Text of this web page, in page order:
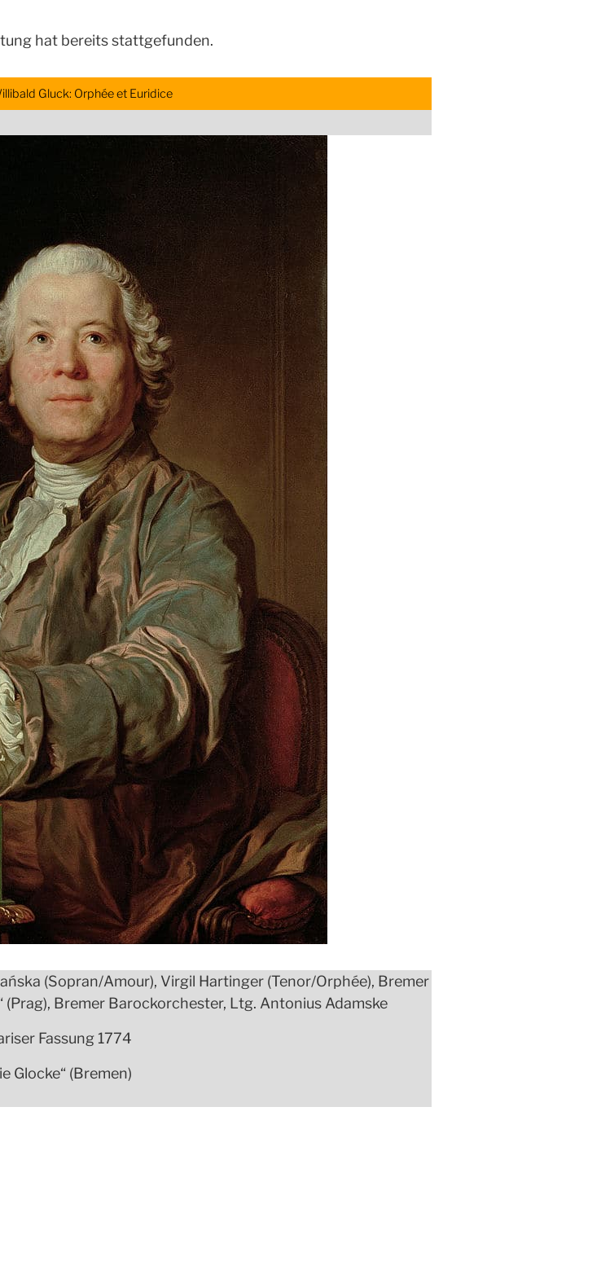
hat bereits stattgefunden.
Gluck: Orphée et Euridice
(Sopran/Amour), Virgil Hartinger (Tenor/Orphée), Bremer
Bremer Barockorchester, Ltg. Antonius Adamske
Fassung 1774
Glocke“ (Bremen)